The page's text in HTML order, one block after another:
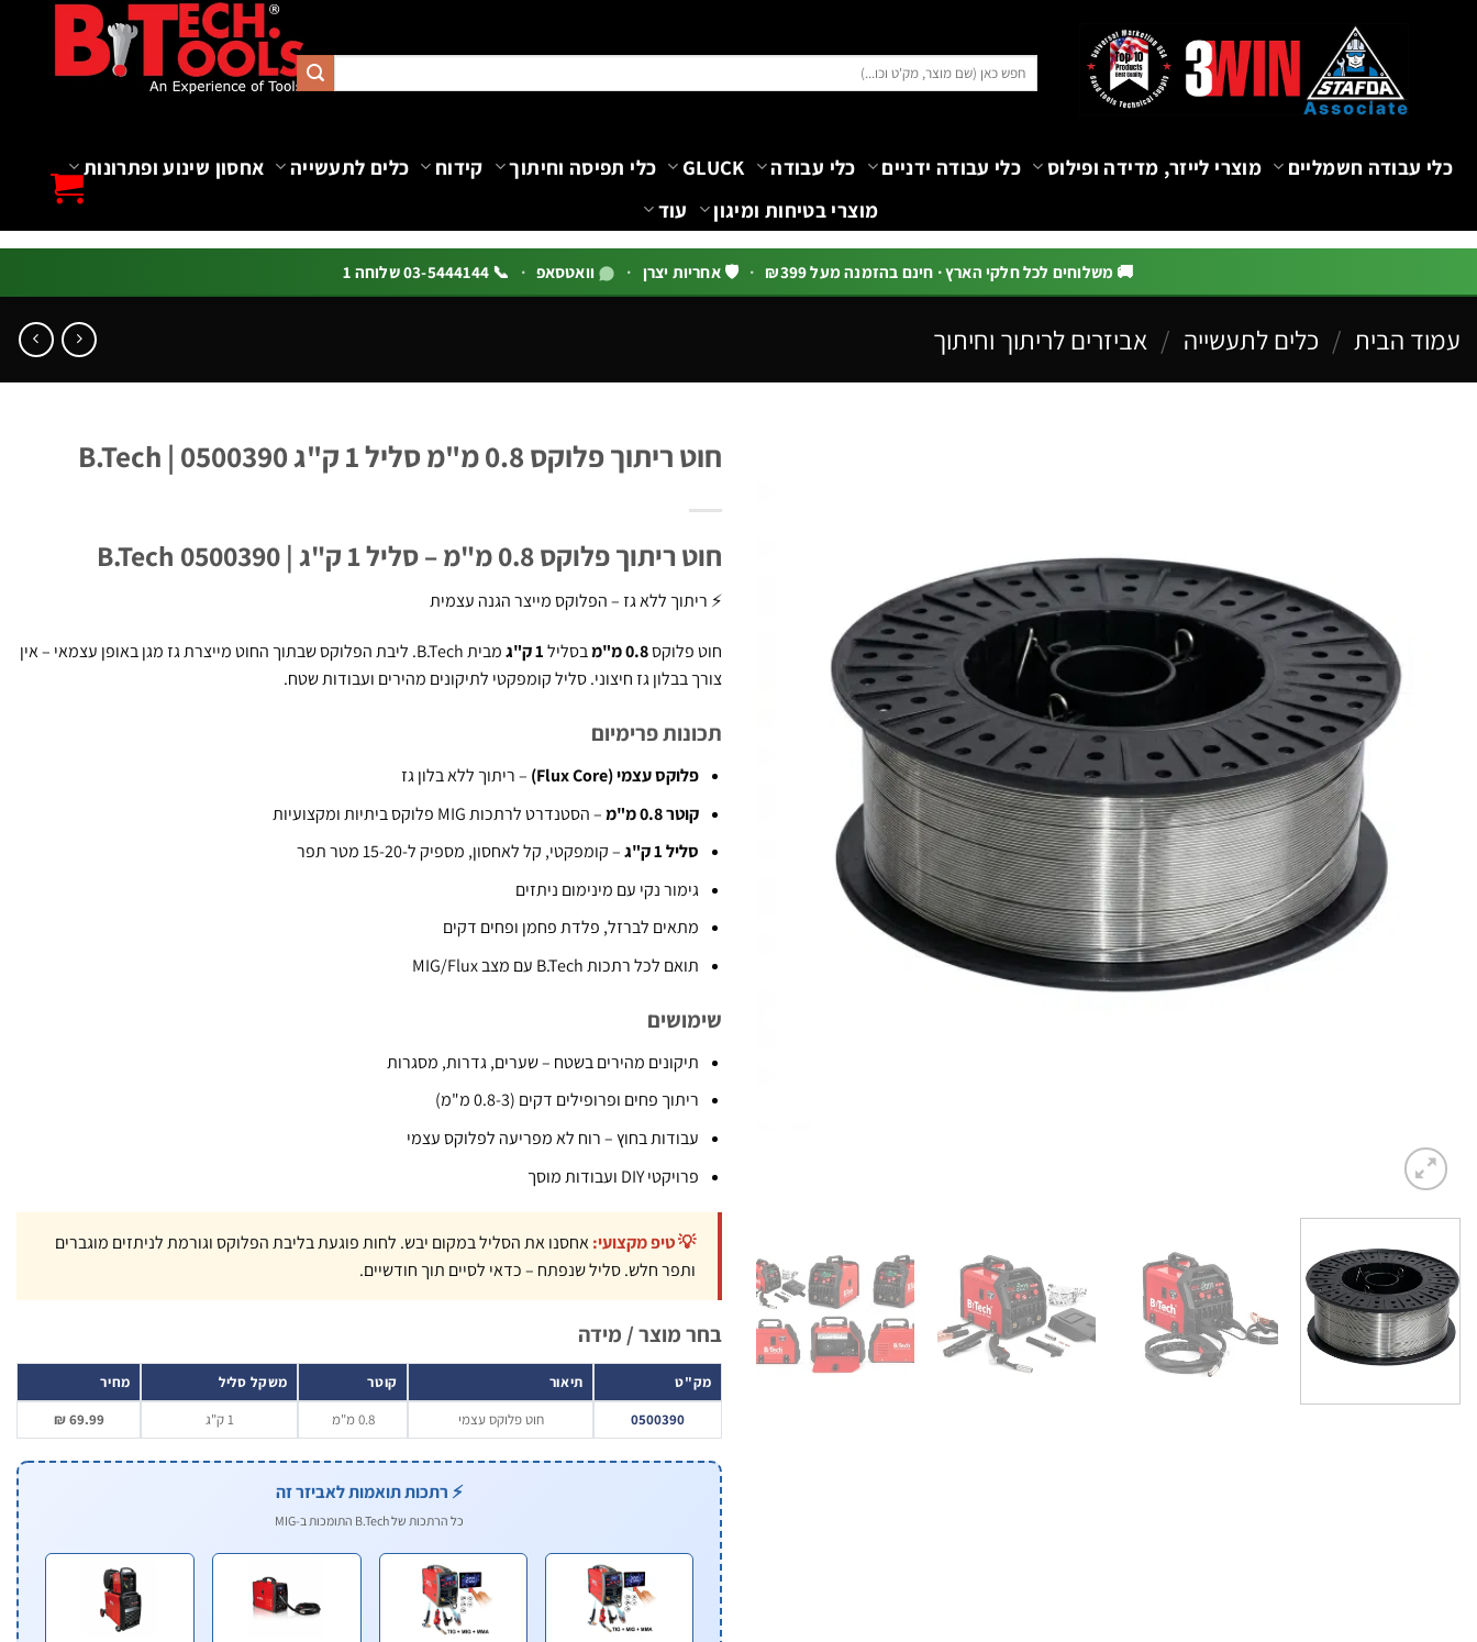
כלי עבודה חשמליים מוצרי לייזר, מדידה ופילוס כלי עבודה ידניים כלי עבודה GLUCK כלי תפיסה וחיתוך קידוח כלים לתעשייה
אחסון שינוע ופתרונות
מוצרי בטיחות ומיגון
עוד
🚚 משלוחים לכל חלקי הארץ · חינם בהזמנה מעל ₪399 · 🛡️ אחריות יצרן · וואטסאפ · 📞 03-5444144 שלוחה 1
עמוד הבית / כלים לתעשייה / אביזרים לריתוך וחיתוך
חוט ריתוך פלוקס 0.8 מ"מ סליל 1 ק"ג 0500390 | B.Tech
חוט ריתוך פלוקס 0.8 מ"מ – סליל 1 ק"ג | B.Tech 0500390
⚡ ריתוך ללא גז – הפלוקס מייצר הגנה עצמית
חוט פלוקס0.8 מ"מ בסליל1 ק"ג
מבית B.Tech. ליבת הפלוקס שבתוך החוט מייצרת גז מגן באופן עצמאי – אין
צורך בבלון גז חיצוני. סליל קומפקטי לתיקונים מהירים ועבודות שטח.
תכונות פרימיום
פלוקס עצמי (Flux Core)
– ריתוך ללא בלון גז
קוטר 0.8 מ"מ
– הסטנדרט לרתכות MIG פלוקס ביתיות ומקצועיות
סליל 1 ק"ג
– קומפקטי, קל לאחסון, מספיק ל-15-20 מטר תפר
גימור נקי עם מינימום ניתזים
מתאים לברזל, פלדת פחמן ופחים דקים
תואם לכל רתכות B.Tech עם מצב MIG/Flux
שימושים
תיקונים מהירים בשטח – שערים, גדרות, מסגרות
ריתוך פחים ופרופילים דקים (0.8-3 מ"מ)
עבודות בחוץ – רוח לא מפריעה לפלוקס עצמי
פרויקטי DIY ועבודות מוסך
💡 טיפ מקצועי:אחסנו את הסליל במקום יבש. לחות פוגעת בליבת הפלוקס וגורמת לניתזים מוגברים
ותפר חלש. סליל שנפתח – כדאי לסיים תוך חודשיים.
בחר מוצר / מידה
מק"ט תיאור קוטר משקל סליל
מחיר
0500390
חוט פלוקס עצמי 0.8 מ"מ 1 ק"ג 69.99 ₪
⚡ רתכות תואמות לאביזר זה
כל הרתכות של B.Tech התומכות ב-MIG